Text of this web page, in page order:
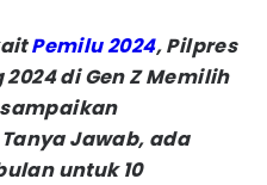
Pemilu 2024, Pilpres
di Gen Z Memilih
Jawab, ada
untuk 10